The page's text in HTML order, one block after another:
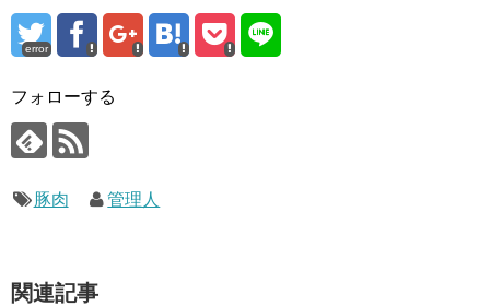
error
フォローする
豚肉 管理人
関連記事